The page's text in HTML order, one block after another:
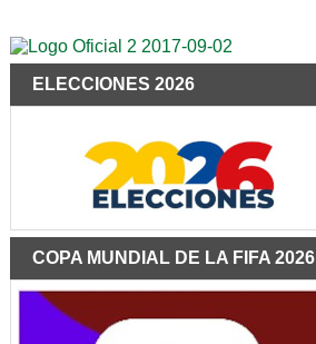
ELECCIONES 2026
COPA MUNDIAL DE LA FIFA 2026